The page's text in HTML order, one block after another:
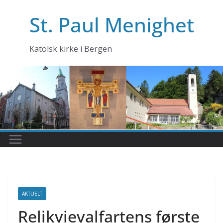
St. Paul Menighet
Katolsk kirke i Bergen
AKTUELT
Relikvievalfartens første